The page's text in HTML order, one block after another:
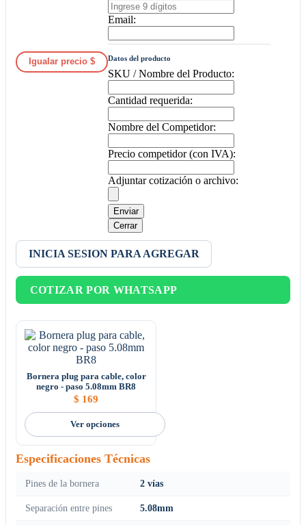
Igualar precio $
Email:
Datos del producto
SKU / Nombre del Producto:
Cantidad requerida:
Nombre del Competidor:
Precio competidor (con IVA):
Adjuntar cotización o archivo:
Enviar
Cerrar
INICIA SESION PARA AGREGAR
COTIZAR POR WHATSAPP
Bornera plug para cable, color
negro - paso 5.08mm BR8
$ 169
Ver opciones
Especificaciones Técnicas
Pines de la bornera 2 vías
Separación entre pines 5.08mm